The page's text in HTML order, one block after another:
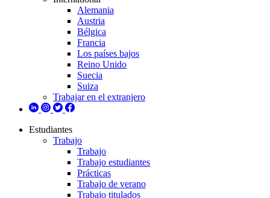
Alemania
Austria
Bélgica
Francia
Los países bajos
Reino Unido
Suecia
Suiza
Trabajar en el extranjero
Estudiantes
Trabajo
Trabajo
Trabajo estudiantes
Prácticas
Trabajo de verano
Trabajo titulados